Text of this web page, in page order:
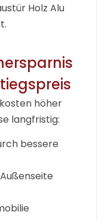
Holz Alu
höher
langfristig:
bessere